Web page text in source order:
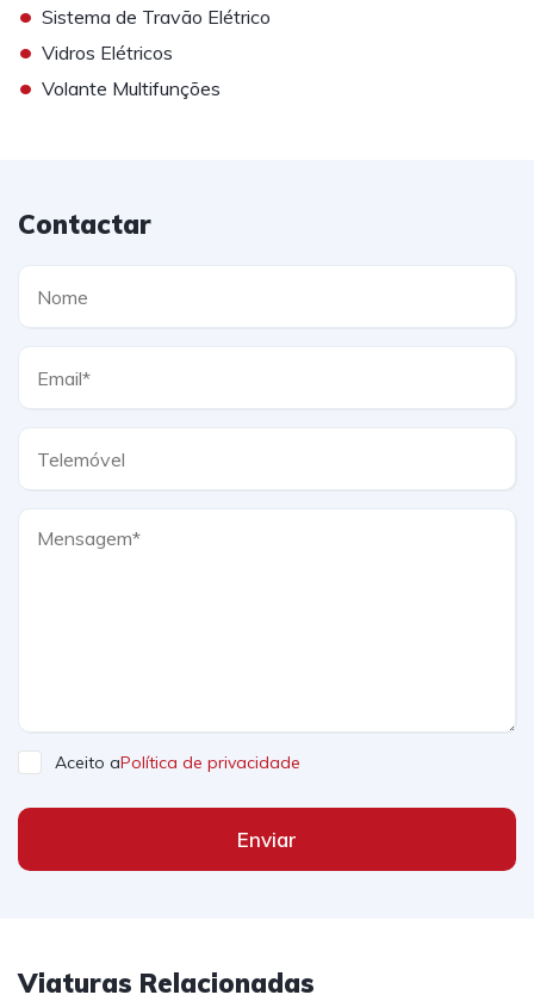
• Sistema de Travão Elétrico
• Vidros Elétricos
• Volante Multifunções
Contactar
Aceito aPolítica de privacidade
Enviar
Viaturas Relacionadas